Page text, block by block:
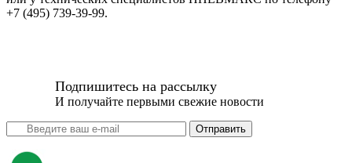
+7 (495) 739-39-99.
Подпишитесь на рассылку
И получайте первыми свежие новости
Отправить